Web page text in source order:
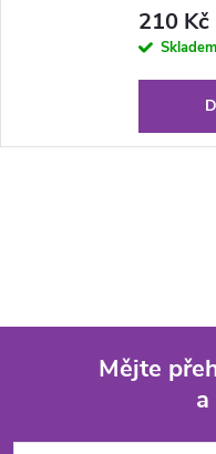
210 Kč
Skladem
Mějte